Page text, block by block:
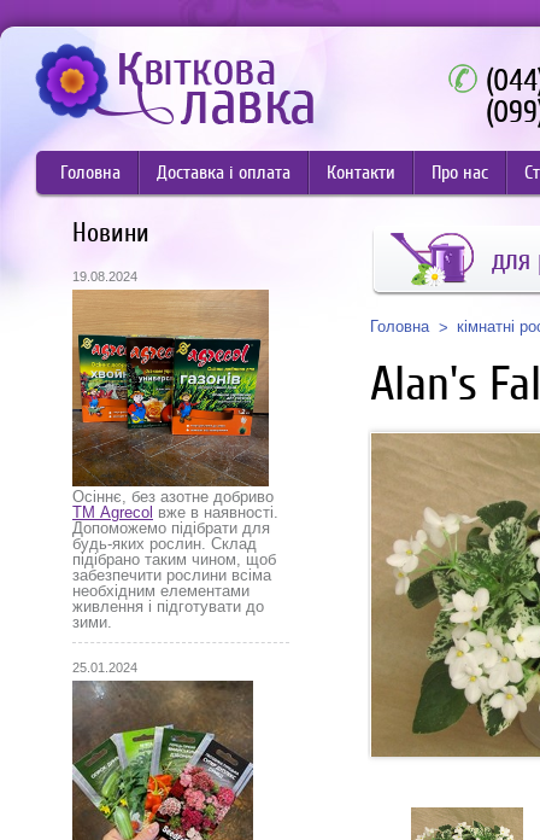
Головна Доставка і оплата Контакти Про нас
Новини
19.08.2024
Осіннє, без азотне добриво
ТМ Agrecol вже в наявності.
Допоможемо підібрати для
будь-яких рослин. Склад
підібрано таким чином, щоб
забезпечити рослини всіма
необхідним елементами
живлення і підготувати до
зими.
25.01.2024
для
Головна кімнатні
Alan's